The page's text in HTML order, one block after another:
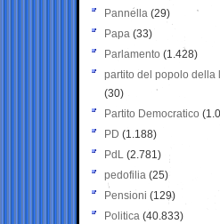
Pannella (29)
Papa (33)
Parlamento (1.428)
partito del popolo della
(30)
Partito Democratico
PD (1.188)
PdL (2.781)
pedofilia (25)
Pensioni (129)
Politica (40.833)